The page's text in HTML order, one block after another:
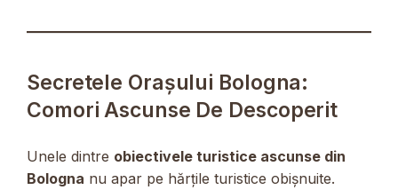
Secretele Orașului Bologna:
Comori Ascunse De Descoperit
Unele dintre obiectivele turistice ascunse din
Bologna nu apar pe hărțile turistice obișnuite.